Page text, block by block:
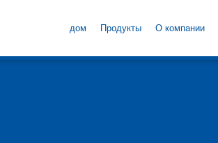
дом Продукты О компании